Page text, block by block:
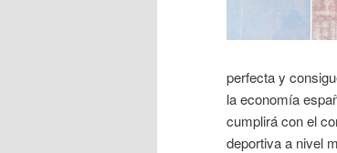
perfecta y
la economía
cumplirá con el
deportiva a nivel